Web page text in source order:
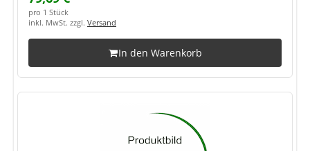
pro 1 Stück
inkl. MwSt. zzgl. Versand
In den Warenkorb